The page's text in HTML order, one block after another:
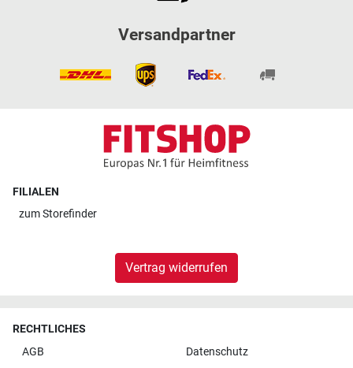
Versandpartner
FILIALEN
zumStorefinder
Vertrag widerrufen
RECHTLICHES
AGB
Datenschutz